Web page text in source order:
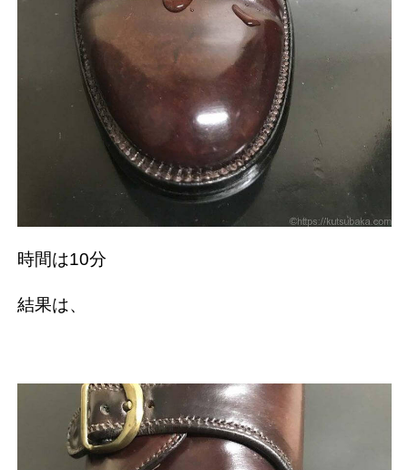
時間は10分
結果は、